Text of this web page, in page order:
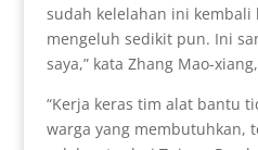
sudah kelelahan ini kembali
mengeluh sedikit pun. Ini
saya,” kata Zhang Mao-
“Kerja keras tim alat bantu
warga yang membutuhkan,